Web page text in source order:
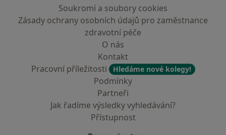
Soukromí a soubory cookies
Zásady ochrany osobních údajů pro zaměstnance
zdravotní péče
O nás
Kontakt
Pracovní příležitosti
Hledáme nové kolegy!
Podmínky
Partneři
Jak řadíme výsledky vyhledávání?
Přístupnost